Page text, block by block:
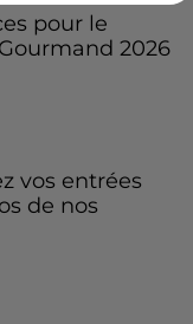
pour le
2026
vos entrées
de nos